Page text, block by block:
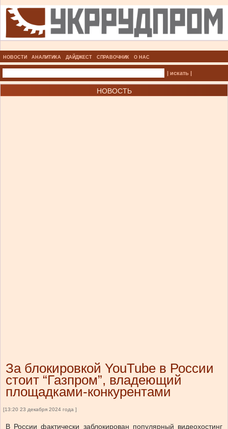
НОВОСТИ АНАЛИТИКА ДАЙДЖЕСТ СПРАВОЧНИК О НАС
| искать |
НОВОСТЬ
За блокировкой YouTube в России
стоит “Газпром”, владеющий
площадками-конкурентами
[13:20 23 декабря 2024 года ]
В России фактически заблокирован популярный видеохостинг